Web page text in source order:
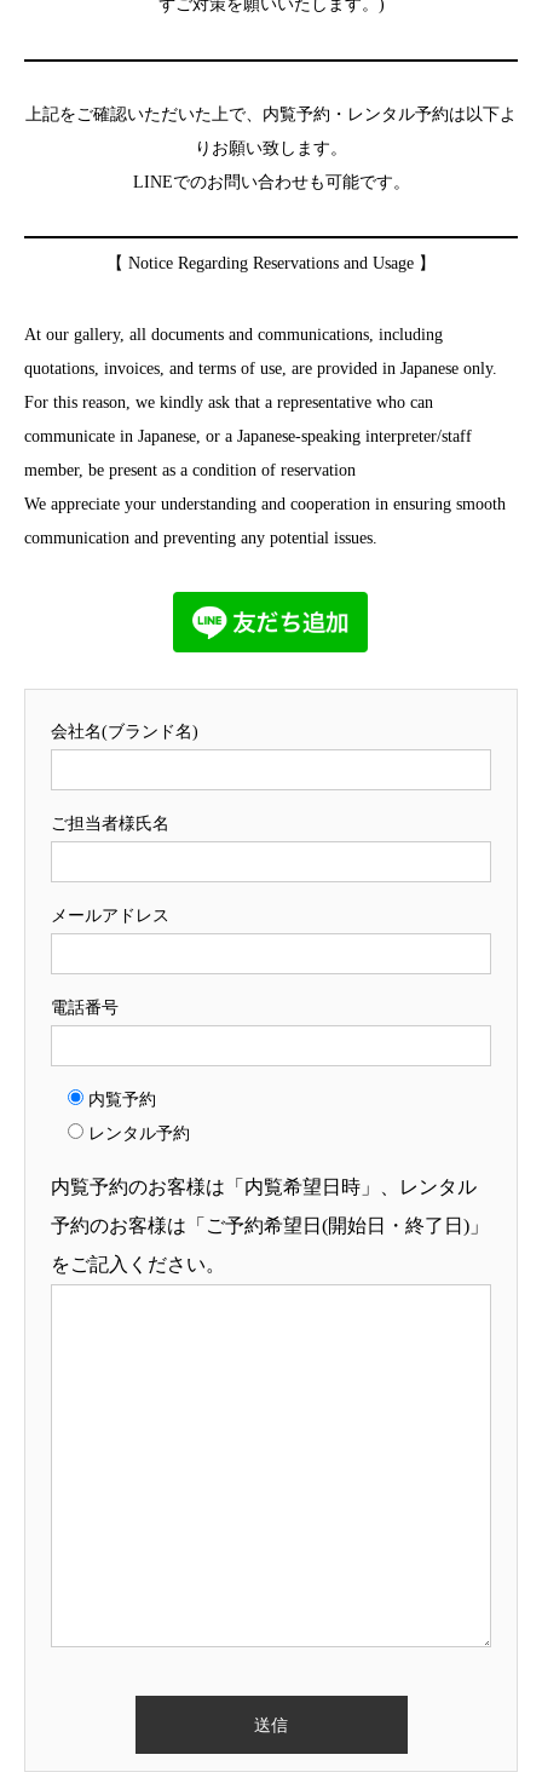
ずご対策を願いいたします。)
上記をご確認いただいた上で、内覧予約・レンタル予約は以下よ
りお願い致します。
LINEでのお問い合わせも可能です。
【 Notice Regarding Reservations and Usage 】
At our gallery, all documents and communications, including
quotations, invoices, and terms of use, are provided in Japanese only.
For this reason, we kindly ask that a representative who can
communicate in Japanese, or a Japanese-speaking interpreter/staff
member, be present as a condition of reservation
We appreciate your understanding and cooperation in ensuring smooth
communication and preventing any potential issues.
会社名(ブランド名)
ご担当者様氏名
メールアドレス
電話番号
内覧予約
レンタル予約
内覧予約のお客様は「内覧希望日時」、レンタル
予約のお客様は「ご予約希望日(開始日・終了日)」
をご記入ください。